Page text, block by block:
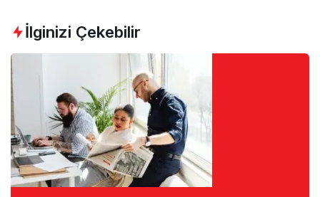
İlginizi Çekebilir